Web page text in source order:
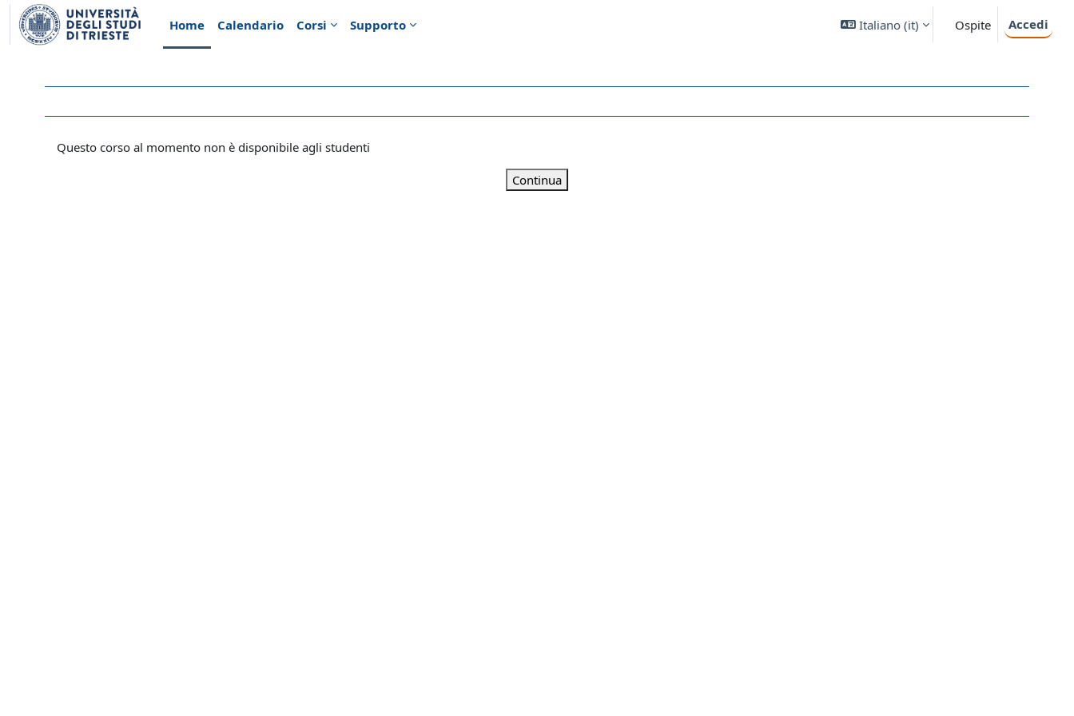
Vai al contenuto principale
Home
Calendario Corsi Supporto Italiano ‎(it)‎ Ospite Accedi
Questo corso al momento non è disponibile agli studenti
Continua